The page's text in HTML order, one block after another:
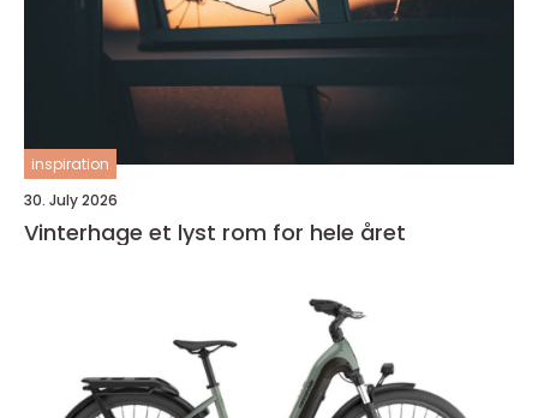
inspiration
30. July 2026
Vinterhage et lyst rom for hele året